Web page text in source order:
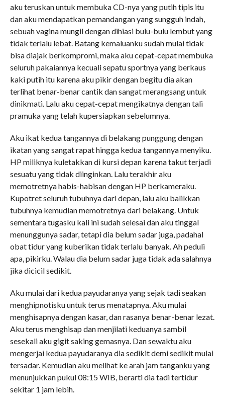
aku teruskan untuk membuka CD-nya yang putih tipis itu
dan aku mendapatkan pemandangan yang sungguh indah,
sebuah vagina mungil dengan dihiasi bulu-bulu lembut yang
tidak terlalu lebat. Batang kemaluanku sudah mulai tidak
bisa diajak berkompromi, maka aku cepat-cepat membuka
seluruh pakaiannya kecuali sepatu sportnya yang berkaus
kaki putih itu karena aku pikir dengan begitu dia akan
terlihat benar-benar cantik dan sangat merangsang untuk
dinikmati. Lalu aku cepat-cepat mengikatnya dengan tali
pramuka yang telah kupersiapkan sebelumnya.
Aku ikat kedua tangannya di belakang punggung dengan
ikatan yang sangat rapat hingga kedua tangannya menyiku.
HP miliknya kuletakkan di kursi depan karena takut terjadi
sesuatu yang tidak diinginkan. Lalu terakhir aku
memotretnya habis-habisan dengan HP berkameraku.
Kupotret seluruh tubuhnya dari depan, lalu aku balikkan
tubuhnya kemudian memotretnya dari belakang. Untuk
sementara tugasku kali ini sudah selesai dan aku tinggal
menunggunya sadar, tetapi dia belum sadar juga, padahal
obat tidur yang kuberikan tidak terlalu banyak. Ah peduli
apa, pikirku. Walau dia belum sadar juga tidak ada salahnya
jika dicicil sedikit.
Aku mulai dari kedua payudaranya yang sejak tadi seakan
menghipnotisku untuk terus menatapnya. Aku mulai
menghisapnya dengan kasar, dan rasanya benar-benar lezat.
Aku terus menghisap dan menjilati keduanya sambil
sesekali aku gigit saking gemasnya. Dan sewaktu aku
mengerjai kedua payudaranya dia sedikit demi sedikit mulai
tersadar. Kemudian aku melihat ke arah jam tanganku yang
menunjukkan pukul 08:15 WIB, berarti dia tadi tertidur
sekitar 1 jam lebih.